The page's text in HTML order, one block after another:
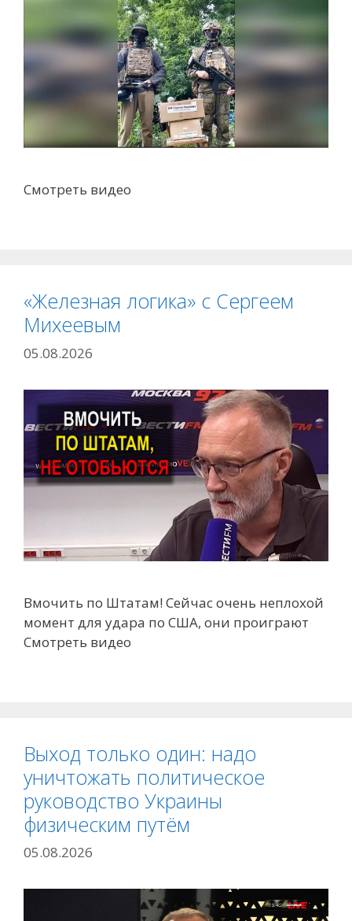
Смотреть видео
«Железная логика» с Сергеем
Михеевым
05.08.2026
Вмочить по Штатам! Сейчас очень неплохой
момент для удара по США, они проиграют
Смотреть видео
Выход только один: надо
уничтожать политическое
руководство Украины
физическим путём
05.08.2026